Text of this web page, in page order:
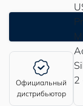
Официальный
дистрибьютор